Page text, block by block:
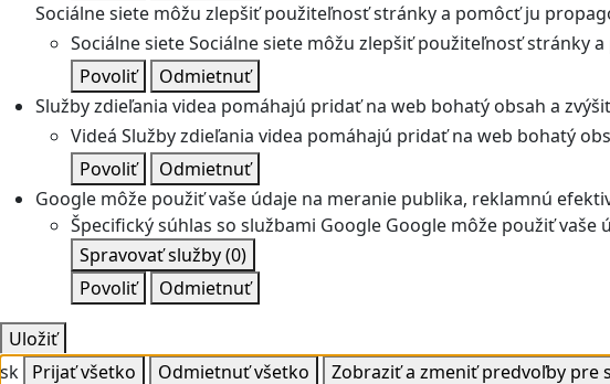
Sociálne siete môžu zlepšiť použiteľnosť stránky a pomôcť ju
Sociálne sieteSociálne siete môžu zlepšiť použiteľnosť stránky
Povoliť
Odmietnuť
Služby zdieľania videa pomáhajú pridať na web bohatý obsah a
Videá Služby zdieľania videa pomáhajú pridať na web bohatý
Povoliť
Odmietnuť
Google môže použiť vaše údaje na meranie publika, reklamnú
Špecifický súhlas so službami Google Google môže použiť vaše
Spravovať služby(0)
Povoliť
Odmietnuť
Uložiť
sk Prijať všetko Odmietnuť všetko Zobraziť a zmeniť predvoľby pre